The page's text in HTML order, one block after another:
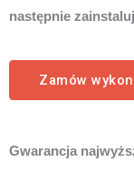
następnie
Zamów
Gwarancja